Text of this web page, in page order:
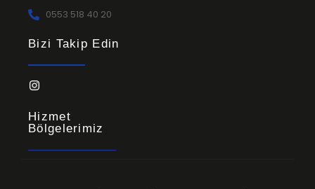
0553 518 40 20
Bizi Takip Edin
Hizmet
Bölgelerimiz